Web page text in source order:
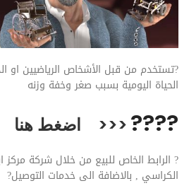
?تستخدم من قبل الأشخاص الرياضيين او
الحياة اليومية بسبب صغر وخفة وزنه
??
??
<<< اضغط هنا
? الرابط الخاص للبيع من خلال شركة
الكراسي , بالاضافة الى خدمات التوصيل?